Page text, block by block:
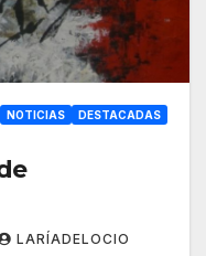
NOTICIAS
DESTACADAS
LARÍADELOCIO